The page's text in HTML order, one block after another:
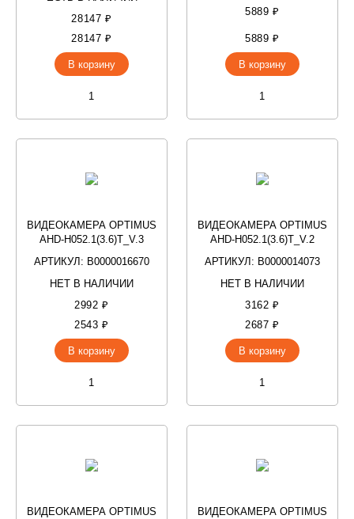
28147 ₽
28147 ₽
В корзину
5889 ₽
5889 ₽
В корзину
ВИДЕОКАМЕРА OPTIMUS
AHD-H052.1(3.6)T_V.3
АРТИКУЛ: В0000016670
НЕТ В НАЛИЧИИ
2992 ₽
2543 ₽
В корзину
ВИДЕОКАМЕРА OPTIMUS
AHD-H052.1(3.6)T_V.2
АРТИКУЛ: В0000014073
НЕТ В НАЛИЧИИ
3162 ₽
2687 ₽
В корзину
ВИДЕОКАМЕРА OPTIMUS
ВИДЕОКАМЕРА OPTIMUS